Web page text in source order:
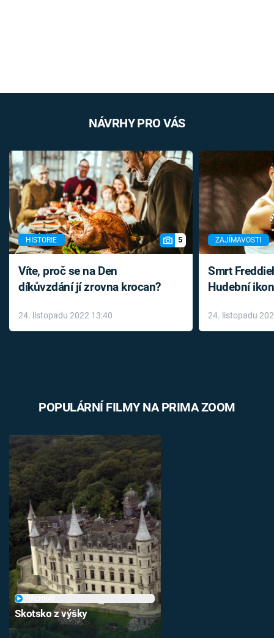
NÁVRHY PRO VÁS
HISTORIE 5
Víte, proč se na Den
díkůvzdání jí zrovna krocan?
24. listopadu 2022 13:40
ZAJÍMAVOSTI
Smrt
Hudební
léky
24. listopadu
POPULÁRNÍ FILMY NA PRIMA ZOOM
Skotsko z výšky